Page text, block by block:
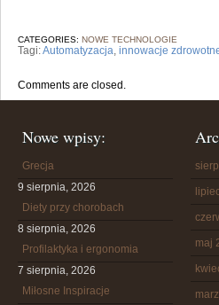
CATEGORIES: NOWE TECHNOLOGIE
Tagi:Automatyzacja, innowacje
Comments are closed.
Nowe wpisy:
Grecja
9 sierpnia, 2026
Diety przy chorobach
8 sierpnia, 2026
Profilaktyka i ergonomia
7 sierpnia, 2026
Miłosne Inspiracje
maj